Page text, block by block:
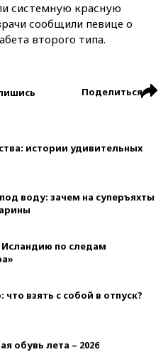
системную красную
сообщили певице о
второго типа.
Поделиться
истории удивительных
воду: зачем на суперъяхты
по следам
взять с собой в отпуск?
обувь лета – 2026